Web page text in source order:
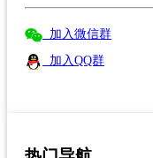
加入微信群
加入QQ群